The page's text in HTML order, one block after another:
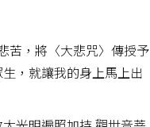
苦，將〈大悲咒〉傳授予
，就讓我的身上馬上出